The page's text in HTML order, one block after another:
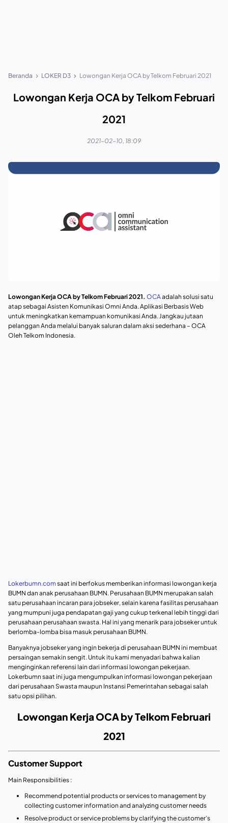
Beranda LOKER D3 Lowongan Kerja OCA by Telkom Februari 2021
Lowongan Kerja OCA by Telkom Februari
2021
2021-02-10, 18:09
Lowongan Kerja OCA by Telkom Februari 2021. OCAadalah solusi satu
atap sebagai Asisten Komunikasi Omni Anda. Aplikasi Berbasis Web
untuk meningkatkan kemampuan komunikasi Anda. Jangkau jutaan
pelanggan Anda melalui banyak saluran dalam aksi sederhana – OCA
Oleh Telkom Indonesia.
Lokerbumn.comsaat ini berfokus memberikan informasi lowongan kerja
BUMN dan anak perusahaan BUMN. Perusahaan BUMN merupakan salah
satu perusahaan incaran para jobseker, selain karena fasilitas perusahaan
yang mumpuni juga pendapatan gaji yang cukup terkenal lebih tinggi dari
perusahaan perusahaan swasta. Hal ini yang menarik para jobseker untuk
berlomba-lomba bisa masuk perusahaan BUMN.
Banyaknya jobseker yang ingin bekerja di perusahaan BUMN ini membuat
persaingan semakin sengit. Untuk itu kami menyadari bahwa kalian
menginginkan referensi lain dari informasi lowongan pekerjaan.
Lokerbumn saat ini juga mengumpulkan informasi lowongan pekerjaan
dari perusahaan Swasta maupun Instansi Pemerintahan sebagai salah
satu opsi pilihan.
Lowongan Kerja OCA by Telkom Februari
2021
Customer Support
Main Responsibilities :
Recommend potential products or services to management by
collecting customer information and analyzing customer needs
Resolve product or service problems by clarifying the customer’s